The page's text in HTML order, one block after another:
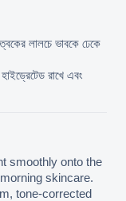
ত্বকের লালচে ভাবকে ঢেকে
রাখে এবং
smoothly onto the
skincare.
tone-corrected